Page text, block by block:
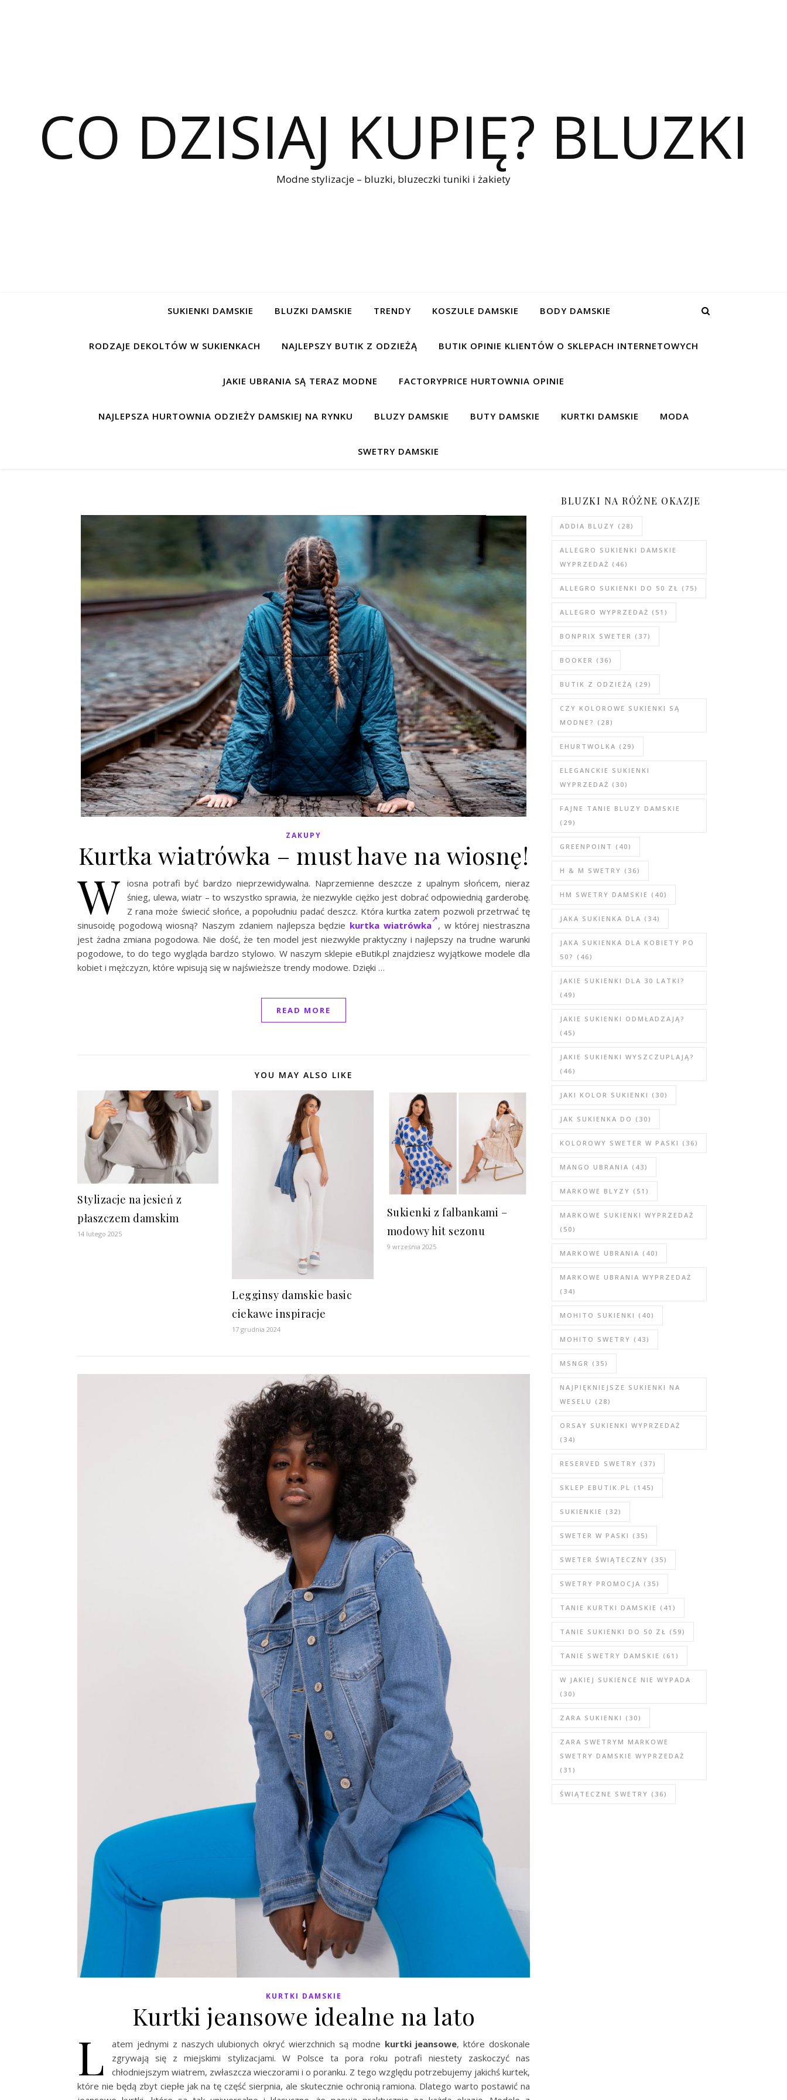
CO DZISIAJ KUPIĘ? BLUZKI
Modne stylizacje – bluzki, bluzeczki tuniki i żakiety
SUKIENKI DAMSKIE BLUZKI DAMSKIE TRENDY KOSZULE DAMSKIE BODY DAMSKIE
RODZAJE DEKOLTÓW W SUKIENKACH NAJLEPSZY BUTIK Z ODZIEŻĄ BUTIK OPINIE KLIENTÓW O SKLEPACH INTERNETOWYCH
JAKIE UBRANIA SĄ TERAZ MODNE FACTORYPRICE HURTOWNIA OPINIE
NAJLEPSZA HURTOWNIA ODZIEŻY DAMSKIEJ NA RYNKU BLUZY DAMSKIE BUTY DAMSKIE KURTKI DAMSKIE MODA
SWETRY DAMSKIE
ZAKUPY
Kurtka wiatrówka – must have na wiosnę!
W iosna potrafi być bardzo nieprzewidywalna. Naprzemienne deszcze z upalnym słońcem, nieraz
śnieg, ulewa, wiatr – to wszystko sprawia, że niezwykle ciężko jest dobrać odpowiednią garderobę.
Z rana może świecić słońce, a popołudniu padać deszcz. Która kurtka zatem pozwoli przetrwać tę
sinusoidę pogodową wiosną? Naszym zdaniem najlepsza będzie kurtka wiatrówka
, w której niestraszna
jest żadna zmiana pogodowa. Nie dość, że ten model jest niezwykle praktyczny i najlepszy na trudne warunki
pogodowe, to do tego wygląda bardzo stylowo. W naszym sklepie eButik.pl znajdziesz wyjątkowe modele dla
kobiet i mężczyzn, które wpisują się w najświeższe trendy modowe. Dzięki …
READ MORE
YOU MAY ALSO LIKE
Stylizacje na jesień z
płaszczem damskim
14 lutego 2025
Legginsy damskie basic
ciekawe inspiracje
17 grudnia 2024
Sukienki z falbankami –
modowy hit sezonu
9 września 2025
KURTKI DAMSKIE
Kurtki jeansowe idealne na lato
L atem jednymi z naszych ulubionych okryć wierzchnich są modne kurtki jeansowe, które doskonale
zgrywają się z miejskimi stylizacjami. W Polsce ta pora roku potrafi niestety zaskoczyć nas
chłodniejszym wiatrem, zwłaszcza wieczorami i o poranku. Z tego względu potrzebujemy jakichś kurtek,
które nie będą zbyt ciepłe jak na tę część sierpnia, ale skutecznie ochronią ramiona. Dlatego warto postawić na
BLUZKI NA RÓŻNE OKAZJE
ADDIA BLUZY (28)
ALLEGRO SUKIENKI DAMSKIE
WYPRZEDAŻ (46)
ALLEGRO SUKIENKI DO 50 ZŁ (75)
ALLEGRO WYPRZEDAŻ (51)
BONPRIX SWETER (37)
BOOKER (36)
BUTIK Z ODZIEŻĄ (29)
CZY KOLOROWE SUKIENKI SĄ
MODNE? (28)
EHURTWOLKA (29)
ELEGANCKIE SUKIENKI
WYPRZEDAŻ (30)
FAJNE TANIE BLUZY DAMSKIE
(29)
GREENPOINT (40)
H & M SWETRY (36)
HM SWETRY DAMSKIE (40)
JAKA SUKIENKA DLA (34)
JAKA SUKIENKA DLA KOBIETY PO
50? (46)
JAKIE SUKIENKI DLA 30 LATKI?
(49)
JAKIE SUKIENKI ODMŁADZAJĄ?
(45)
JAKIE SUKIENKI WYSZCZUPLAJĄ?
(46)
JAKI KOLOR SUKIENKI (30)
JAK SUKIENKA DO (30)
KOLOROWY SWETER W PASKI (36)
MANGO UBRANIA (43)
MARKOWE BLYZY (51)
MARKOWE SUKIENKI WYPRZEDAŻ
(50)
MARKOWE UBRANIA (40)
MARKOWE UBRANIA WYPRZEDAŻ
(34)
MOHITO SUKIENKI (40)
MOHITO SWETRY (43)
MSNGR (35)
NAJPIĘKNIEJSZE SUKIENKI NA
WESELU (28)
ORSAY SUKIENKI WYPRZEDAŻ
(34)
RESERVED SWETRY (37)
SKLEP EBUTIK.PL (145)
SUKIENKIE (32)
SWETER W PASKI (35)
SWETER ŚWIĄTECZNY (35)
SWETRY PROMOCJA (35)
TANIE KURTKI DAMSKIE (41)
TANIE SUKIENKI DO 50 ZŁ (59)
TANIE SWETRY DAMSKIE (61)
W JAKIEJ SUKIENCE NIE WYPADA
(30)
ZARA SUKIENKI (30)
ZARA SWETRYM MARKOWE
SWETRY DAMSKIE WYPRZEDAŻ
(31)
ŚWIĄTECZNE SWETRY (36)